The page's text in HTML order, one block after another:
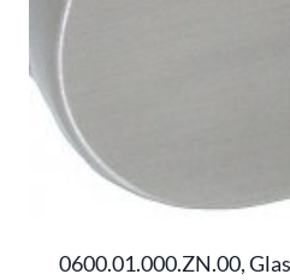
0600.01.000.ZN.00,